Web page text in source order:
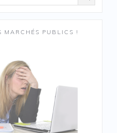
MARCHÉS PUBLICS !